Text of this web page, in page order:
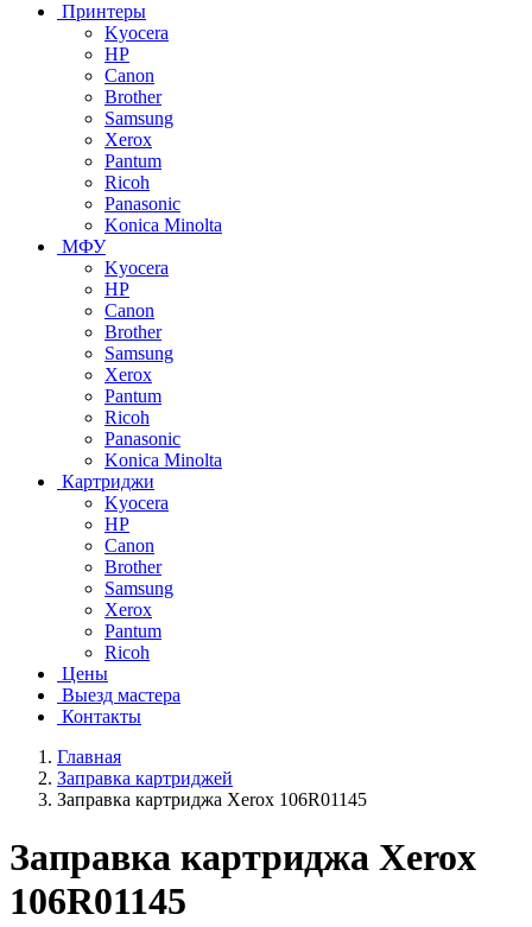
Принтеры
Kyocera
HP
Canon
Brother
Samsung
Xerox
Pantum
Ricoh
Panasonic
Konica Minolta
МФУ
Kyocera
HP
Canon
Brother
Samsung
Xerox
Pantum
Ricoh
Panasonic
Konica Minolta
Картриджи
Kyocera
HP
Canon
Brother
Samsung
Xerox
Pantum
Ricoh
Цены
Выезд мастера
Контакты
Главная
Заправка картриджей
Заправка картриджа Xerox 106R01145
Заправка картриджа Xerox
106R01145